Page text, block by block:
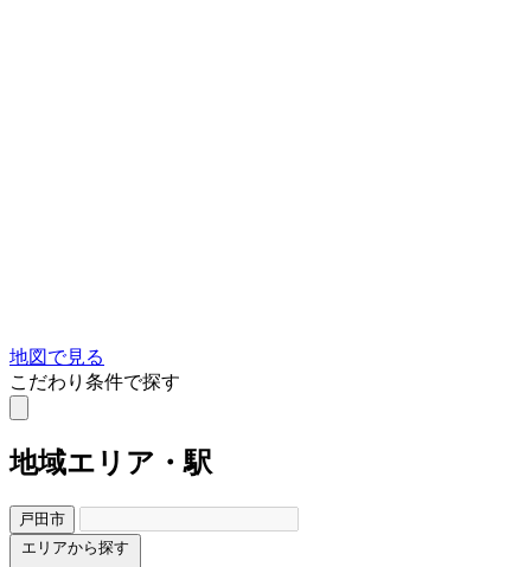
地図で見る
こだわり条件で探す
地域エリア・駅
戸田市
エリアから探す